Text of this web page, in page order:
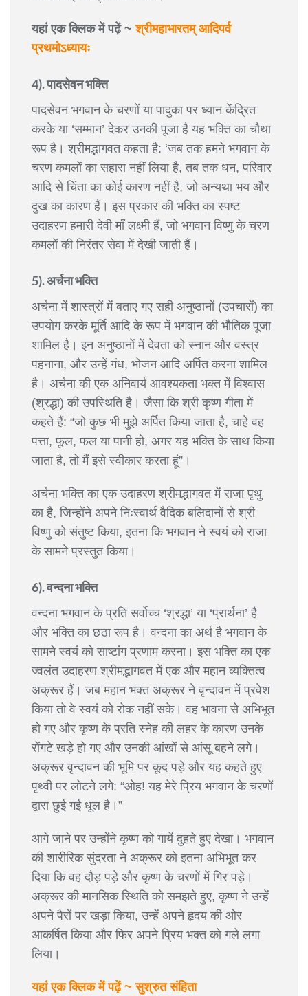
यहां एक क्लिक में पढ़ें ~श्रीमहाभारतम् आदिपर्व
प्रथमोऽध्यायः
4). पादसेवन भक्ति
पादसेवन भगवान के चरणों या पादुका पर ध्यान केंद्रित
करके या ‘सम्मान’ देकर उनकी पूजा है यह भक्ति का चौथा
रूप है। श्रीमद्भागवत कहता है: ‘जब तक हमने भगवान के
चरण कमलों का सहारा नहीं लिया है, तब तक धन, परिवार
आदि से चिंता का कोई कारण नहीं है, जो अन्यथा भय और
दुख का कारण हैं। इस प्रकार की भक्ति का स्पष्ट
उदाहरण हमारी देवी माँ लक्ष्मी हैं, जो भगवान विष्णु के चरण
कमलों की निरंतर सेवा में देखी जाती हैं।
5). अर्चना भक्ति
अर्चना में शास्त्रों में बताए गए सही अनुष्ठानों (उपचारों) का
उपयोग करके मूर्ति आदि के रूप में भगवान की भौतिक पूजा
शामिल है। इन अनुष्ठानों में देवता को स्नान और वस्त्र
पहनाना, और उन्हें गंध, भोजन आदि अर्पित करना शामिल
है। अर्चना की एक अनिवार्य आवश्यकता भक्त में विश्वास
(श्रद्धा) की उपस्थिति है। जैसा कि श्री कृष्ण गीता में
कहते हैं: “जो कुछ भी मुझे अर्पित किया जाता है, चाहे वह
पत्ता, फूल, फल या पानी हो, अगर यह भक्ति के साथ किया
जाता है, तो मैं इसे स्वीकार करता हूं”।
अर्चना भक्ति का एक उदाहरण श्रीमद्भागवत में राजा पृथु
का है, जिन्होंने अपने निःस्वार्थ वैदिक बलिदानों से श्री
विष्णु को संतुष्ट किया, इतना कि भगवान ने स्वयं को राजा
के सामने प्रस्तुत किया।
6). वन्दना भक्ति
वन्दना भगवान के प्रति सर्वोच्च ‘श्रद्धा’ या ‘प्रार्थना’ है
और भक्ति का छठा रूप है। वन्दना का अर्थ है भगवान के
सामने स्वयं को साष्टांग प्रणाम करना। इस भक्ति का एक
ज्वलंत उदाहरण श्रीमद्भागवत में एक और महान व्यक्तित्व
अक्रूर हैं। जब महान भक्त अक्रूर ने वृन्दावन में प्रवेश
किया तो वे स्वयं को रोक नहीं सके। वह भावना से अभिभूत
हो गए और कृष्ण के प्रति स्नेह की लहर के कारण उनके
रोंगटे खड़े हो गए और उनकी आंखों से आंसू बहने लगे।
अक्रूर वृन्दावन की भूमि पर कूद पड़े और यह कहते हुए
पृथ्वी पर लोटने लगे: “ओह! यह मेरे प्रिय भगवान के चरणों
द्वारा छुई गई धूल है।”
आगे जाने पर उन्होंने कृष्ण को गायें दुहते हुए देखा। भगवान
की शारीरिक सुंदरता ने अक्रूर को इतना अभिभूत कर
दिया कि वह दौड़ पड़े और कृष्ण के चरणों में गिर पड़े।
अक्रूर की मानसिक स्थिति को समझते हुए, कृष्ण ने उन्हें
अपने पैरों पर खड़ा किया, उन्हें अपने हृदय की ओर
आकर्षित किया और फिर अपने प्रिय भक्त को गले लगा
लिया।
यहां एक क्लिक में पढ़ें ~ सुश्रुत संहिता